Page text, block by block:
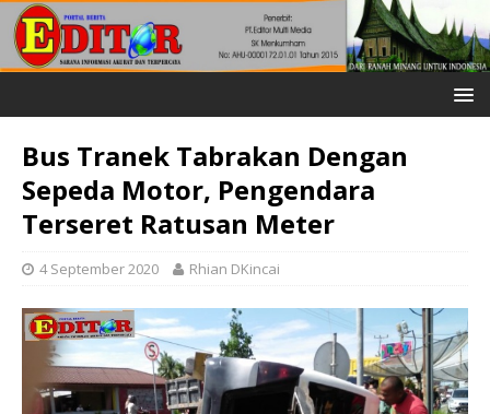
Bus Tranek Tabrakan Dengan
Sepeda Motor, Pengendara
Terseret Ratusan Meter
4 September 2020 Rhian DKincai